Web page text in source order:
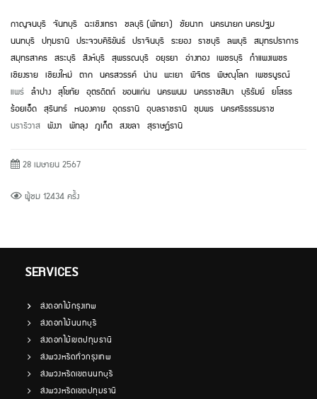
กาญจนบุรี จันทบุรี ฉะเชิงเทรา ชลบุรี (พัทยา) ชัยนาท นครนายกนครปฐม
นนทบุรี ปทุมธานี ประจวบคีรีขันธ์ ปราจีนบุรี ระยอง ราชบุรี ลพบุรี สมุทรปราการ
สมุทรสาคร สระบุรี สิงห์บุรี สุพรรณบุรี อยุธยา อ่างทอง เพชรบุรี กำแพงเพชร
เชียงราย เชียงใหม่ ตาก นครสวรรค์ น่าน พะเยา พิจิตร พิษณุโลก เพชรบูรณ์
แพร่ ลำปาง สุโขทัย อุตรดิตถ์ ขอนแก่น นครพนม นครราชสีมา บุรีรัมย์ ยโสธร
ร้อยเอ็ด สุรินทร์ หนองคาย อุดรธานี อุบลราชธานี ชุมพร นครศรีธรรมราช
นราธิวาส พังงา พัทลุง ภูเก็ต สงขลา สุราษฏ์ธานี
28 เมษายน 2567
ผู้ชม 12434 ครั้ง
SERVICES
ส่งดอกไม้กรุงเทพ
ส่งดอกไม้นนทบุรี
ส่งดอกไม้เขตปทุมธานี
ส่งพวงหรีดทั่วกรุงเทพ
ส่งพวงหรีดเขตนนทบุรี
ส่งพวงหรีดเขตปทุมธานี